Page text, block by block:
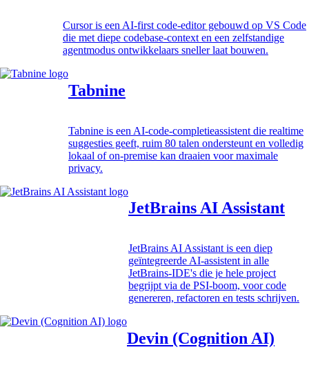
Cursor is een AI-first code-editor gebouwd op VS Code
die met diepe codebase-context en een zelfstandige
agentmodus ontwikkelaars sneller laat bouwen.
Tabnine
Tabnine is een AI-code-completieassistent die realtime
suggesties geeft, ruim 80 talen ondersteunt en volledig
lokaal of on-premise kan draaien voor maximale
privacy.
JetBrains AI Assistant
JetBrains AI Assistant is een diep
geïntegreerde AI-assistent in alle
JetBrains-IDE's die je hele project
begrijpt via de PSI-boom, voor code
genereren, refactoren en tests schrijven.
Devin (Cognition AI)